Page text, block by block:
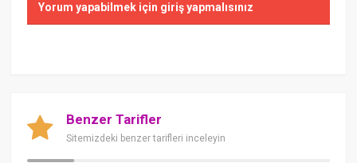
Yorum yapabilmek için giriş yapmalısınız
Benzer Tarifler
Sitemizdeki benzer tarifleri inceleyin